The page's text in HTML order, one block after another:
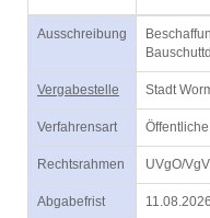
Ausschreibung
Vergabestelle Stadt
Verfahrensart
Rechtsrahmen UVgO/VgV
Abgabefrist